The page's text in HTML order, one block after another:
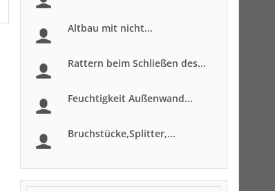
Altbau mit nicht...
Rattern beim Schließen des...
Feuchtigkeit Außenwand...
Bruchstücke,Splitter,...